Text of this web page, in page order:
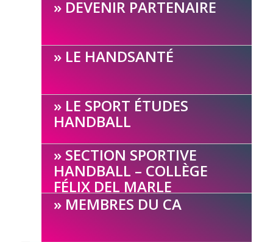
DEVENIR PARTENAIRE
LE HANDSANTÉ
LE SPORT ÉTUDES
HANDBALL
SECTION SPORTIVE
HANDBALL – COLLÈGE
FÉLIX DEL MARLE
MEMBRES DU CA